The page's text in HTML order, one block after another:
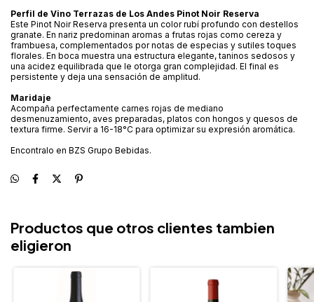
Perfil de Vino Terrazas de Los Andes Pinot Noir Reserva
Este Pinot Noir Reserva presenta un color rubí profundo con destellos
granate. En nariz predominan aromas a frutas rojas como cereza y
frambuesa, complementados por notas de especias y sutiles toques
florales. En boca muestra una estructura elegante, taninos sedosos y
una acidez equilibrada que le otorga gran complejidad. El final es
persistente y deja una sensación de amplitud.
Maridaje
Acompaña perfectamente carnes rojas de mediano
desmenuzamiento, aves preparadas, platos con hongos y quesos de
textura firme. Servir a 16-18°C para optimizar su expresión aromática.
Encontralo en BZS Grupo Bebidas.
Productos que otros clientes tambien
eligieron